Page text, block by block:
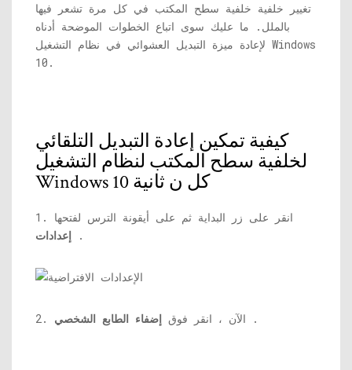
تغيير خلفية خلفية سطح المكتب في كل مرة تشعر فيها
بالملل. ما عليك سوى اتباع الخطوات الموضحة أدناه
لإعادة ميزة التبديل العشوائي في نظام التشغيل Windows
10.
كيفية تمكين إعادة التبديل التلقائي
لخلفية سطح المكتب لنظام التشغيل
Windows 10 كل ن ثانية
1. انقر على زر البداية ثم على أيقونة الترس لفتحها
إعدادات .
2. الآن ، انقر فوق إضفاء الطابع الشخصي .